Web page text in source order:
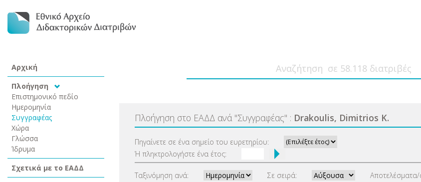
Αρχική
Πλοήγηση
Επιστημονικό πεδίο
Ημερομηνία
Συγγραφέας
Χώρα
Γλώσσα
Ίδρυμα
Σχετικά με το ΕΑΔΔ
Πλοήγηση στο ΕΑΔΔ ανά "Συγγραφέας" : Drakoulis, Dimitrios K.
Πηγαίνετε σε ένα σημείο του ευρετηρίου:
Ή πληκτρολογήστε ένα έτος:
Ταξινόμηση ανά: Σε σειρά: Αποτελέσματα/